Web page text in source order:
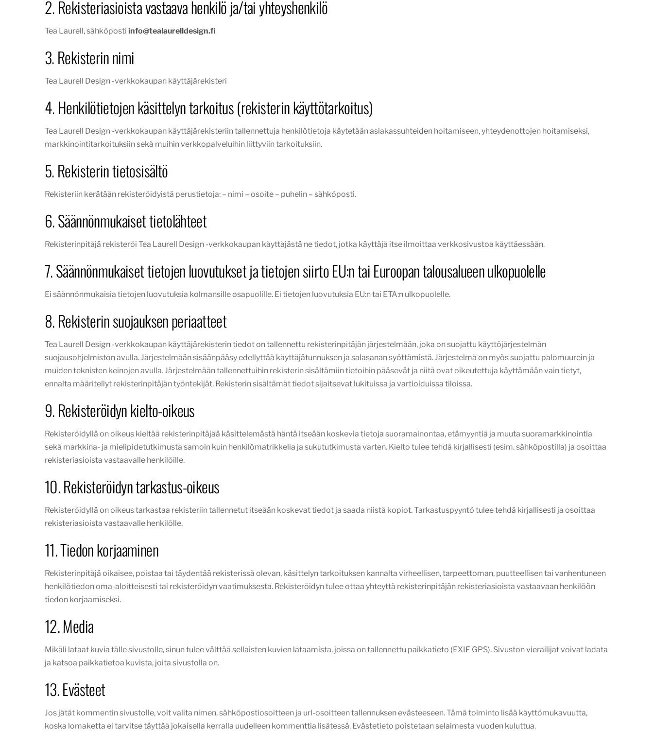
2. Rekisteriasioista vastaava henkilö ja/tai yhteyshenkilö
Tea Laurell, sähköposti info@tealaurelldesign.fi
3. Rekisterin nimi
Tea Laurell Design -verkkokaupan käyttäjärekisteri
4. Henkilötietojen käsittelyn tarkoitus (rekisterin käyttötarkoitus)
Tea Laurell Design -verkkokaupan käyttäjärekisteriin tallennettuja henkilötietoja käytetään asiakassuhteiden hoitamiseen, yhteydenottojen hoitamiseksi,
markkinointitarkoituksiin sekä muihin verkkopalveluihin liittyviin tarkoituksiin.
5. Rekisterin tietosisältö
Rekisteriin kerätään rekisteröidyistä perustietoja: – nimi – osoite – puhelin – sähköposti.
6. Säännönmukaiset tietolähteet
Rekisterinpitäjä rekisteröi Tea Laurell Design -verkkokaupan käyttäjästä ne tiedot, jotka käyttäjä itse ilmoittaa verkkosivustoa käyttäessään.
7. Säännönmukaiset tietojen luovutukset ja tietojen siirto EU:n tai Euroopan talousalueen ulkopuolelle
Ei säännönmukaisia tietojen luovutuksia kolmansille osapuolille. Ei tietojen luovutuksia EU:n tai ETA:n ulkopuolelle.
8. Rekisterin suojauksen periaatteet
Tea Laurell Design -verkkokaupan käyttäjärekisterin tiedot on tallennettu rekisterinpitäjän järjestelmään, joka on suojattu käyttöjärjestelmän
suojausohjelmiston avulla. Järjestelmään sisäänpääsy edellyttää käyttäjätunnuksen ja salasanan syöttämistä. Järjestelmä on myös suojattu palomuurein ja
muiden teknisten keinojen avulla. Järjestelmään tallennettuihin rekisterin sisältämiin tietoihin pääsevät ja niitä ovat oikeutettuja käyttämään vain tietyt,
ennalta määritellyt rekisterinpitäjän työntekijät. Rekisterin sisältämät tiedot sijaitsevat lukituissa ja vartioiduissa tiloissa.
9. Rekisteröidyn kielto-oikeus
Rekisteröidyllä on oikeus kieltää rekisterinpitäjää käsittelemästä häntä itseään koskevia tietoja suoramainontaa, etämyyntiä ja muuta suoramarkkinointia
sekä markkina- ja mielipidetutkimusta samoin kuin henkilömatrikkelia ja sukututkimusta varten. Kielto tulee tehdä kirjallisesti (esim. sähköpostilla) ja osoittaa
rekisteriasioista vastaavalle henkilöille.
10. Rekisteröidyn tarkastus-oikeus
Rekisteröidyllä on oikeus tarkastaa rekisteriin tallennetut itseään koskevat tiedot ja saada niistä kopiot. Tarkastuspyyntö tulee tehdä kirjallisesti ja osoittaa
rekisteriasioista vastaavalle henkilölle.
11. Tiedon korjaaminen
Rekisterinpitäjä oikaisee, poistaa tai täydentää rekisterissä olevan, käsittelyn tarkoituksen kannalta virheellisen, tarpeettoman, puutteellisen tai vanhentuneen
henkilötiedon oma-aloitteisesti tai rekisteröidyn vaatimuksesta. Rekisteröidyn tulee ottaa yhteyttä rekisterinpitäjän rekisteriasioista vastaavaan henkilöön
tiedon korjaamiseksi.
12. Media
Mikäli lataat kuvia tälle sivustolle, sinun tulee välttää sellaisten kuvien lataamista, joissa on tallennettu paikkatieto (EXIF GPS). Sivuston vierailijat voivat ladata
ja katsoa paikkatietoa kuvista, joita sivustolla on.
13. Evästeet
Jos jätät kommentin sivustolle, voit valita nimen, sähköpostiosoitteen ja url-osoitteen tallennuksen evästeeseen. Tämä toiminto lisää käyttömukavuutta,
koska lomaketta ei tarvitse täyttää jokaisella kerralla uudelleen kommenttia lisätessä. Evästetieto poistetaan selaimesta vuoden kuluttua.